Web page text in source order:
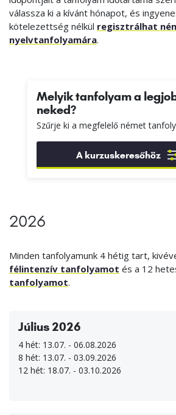
válassza ki a kívánt hónapot, és
kötelezettség nélkül regisztrálhat
nyelvtanfolyamára.
Melyik tanfolyam a
neked?
Szűrje ki a megfelelő német
A kurzuskeresőhöz
2026
Minden tanfolyamunk 4 hétig tart,
félintenzív tanfolyamot és a 12
tanfolyamot.
Július 2026
4 hét: 13.07. - 06.08.2026
8 hét: 13.07. - 03.09.2026
12 hét: 18.07. - 03.10.2026